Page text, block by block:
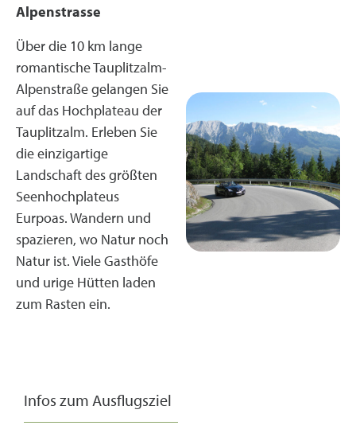
Alpenstrasse
Über die 10 km lange
romantische Tauplitzalm-
Alpenstraße gelangen Sie
auf das Hochplateau der
Tauplitzalm. Erleben Sie
die einzigartige
Landschaft des größten
Seenhochplateus
Eurpoas. Wandern und
spazieren, wo Natur noch
Natur ist. Viele Gasthöfe
und urige Hütten laden
zum Rasten ein.
Infos zum Ausflugsziel